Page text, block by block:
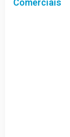
Comerciais